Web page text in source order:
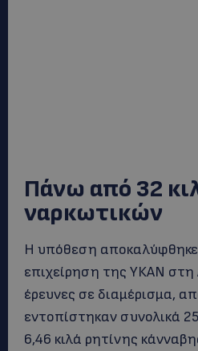
Πάνω από 32
ναρκωτικών
Η υπόθεση
επιχείρηση της ΥΚΑΝ στη
έρευνες σε διαμέρισμα,
εντοπίστηκαν συνολικά
6,46 κιλά ρητίνης